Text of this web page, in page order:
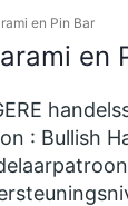
en Pin Bar
en
: Bullish